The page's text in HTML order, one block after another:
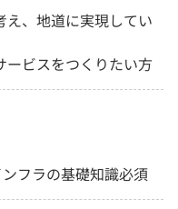
え、地道に実現してい
ービスをつくりたい方
フラの基礎知識必須